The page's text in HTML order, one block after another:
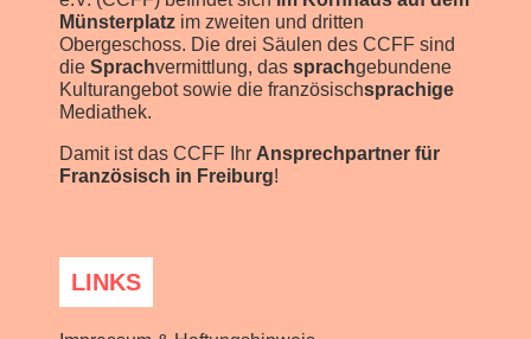
Münsterplatz im zweiten und dritten
Obergeschoss. Die drei Säulen des CCFF sind
die Sprachvermittlung, das sprachgebundene
Kulturangebot sowie die französischsprachige
Mediathek.
Damit ist das CCFF Ihr Ansprechpartner für
Französisch in Freiburg!
LINKS